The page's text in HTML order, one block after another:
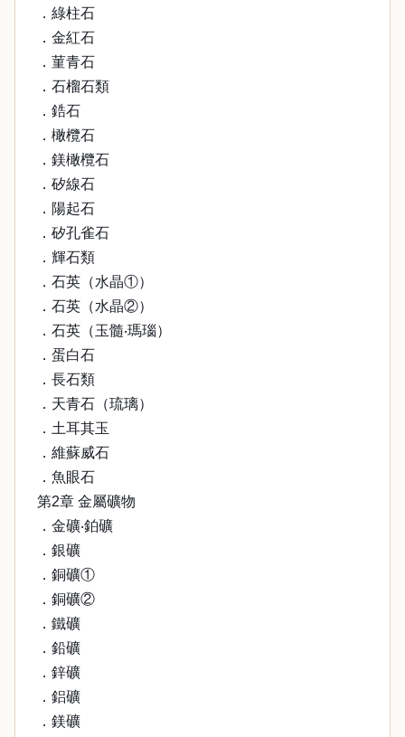
．綠柱石
．金紅石
．菫青石
．石榴石類
．鋯石
．橄欖石
．鎂橄欖石
．矽線石
．陽起石
．矽孔雀石
．輝石類
．石英（水晶①）
．石英（水晶②）
．石英（玉髓‧瑪瑙）
．蛋白石
．長石類
．天青石（琉璃）
．土耳其玉
．維蘇威石
．魚眼石
第2章 金屬礦物
．金礦‧鉑礦
．銀礦
．銅礦①
．銅礦②
．鐵礦
．鉛礦
．鋅礦
．鋁礦
．鎂礦